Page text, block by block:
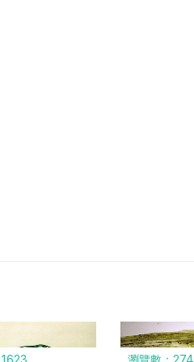
瀏覽數：274